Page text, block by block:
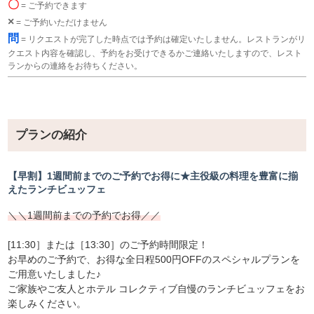
〇 = ご予約できます
× = ご予約いただけません
問 = リクエストが完了した時点では予約は確定いたしません。レストランがリ
クエスト内容を確認し、予約をお受けできるかご連絡いたしますので、レスト
ランからの連絡をお待ちください。
プランの紹介
【早割】1週間前までのご予約でお得に★主役級の料理を豊富に揃
えたランチビュッフェ
＼＼1週間前までの予約でお得／／
[11:30］または［13:30］のご予約時間限定！
お早めのご予約で、お得な全日程500円OFFのスペシャルプランを
ご用意いたしました♪
ご家族やご友人とホテル コレクティブ自慢のランチビュッフェをお
楽しみください。